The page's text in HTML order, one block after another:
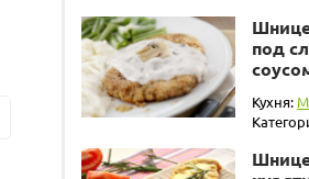
под
Кухня: